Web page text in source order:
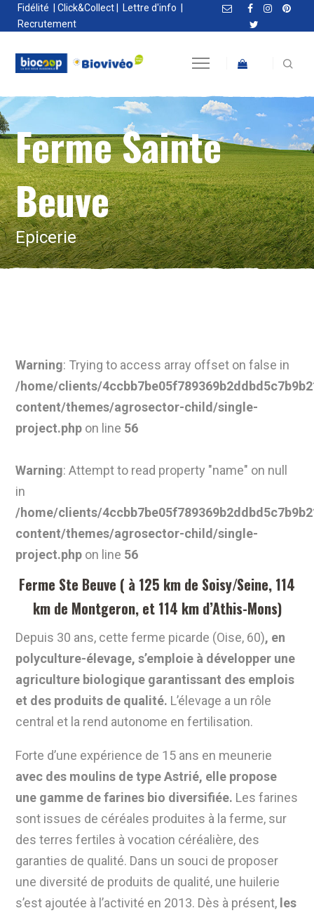
Fidélité |Click&Collect Lettre d'info
Recrutement
Ferme Sainte
Beuve
Epicerie
Warning: Trying to access array offset on false in
/home/clients/
content/themes/agrosector-child/single-
project.php on line 56
Warning: Attempt to read property "name" on null
in
/home/clients/
content/themes/agrosector-child/single-
project.php on line 56
Ferme Ste Beuve ( à 125 km de Soisy/Seine, 114
km de Montgeron, et 114 km d’Athis-Mons)
Depuis 30 ans, cette ferme picarde (Oise, 60), en
polyculture-élevage, s’emploie à développer une
agriculture biologique garantissant des emplois
et des produits de qualité. L’élevage a un rôle
central et la rend autonome en fertilisation.
Forte d’une expérience de 15 ans en meunerie
avec des moulins de type Astrié, elle propose
une gamme de farines bio diversifiée. Les farines
sont issues de céréales produites à la ferme, sur
des terres fertiles à vocation céréalière, des
garanties de qualité. Dans un souci de proposer
une diversité de produits de qualité, une huilerie
s’est ajoutée à l’activité en 2013. Dès à présent, les